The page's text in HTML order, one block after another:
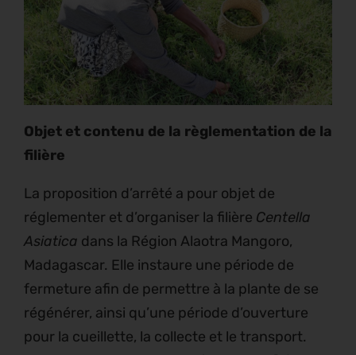
Objet et contenu de la règlementation de la
filière
La proposition d’arrêté a pour objet de
réglementer et d’organiser la filière Centella
Asiatica dans la Région Alaotra Mangoro,
Madagascar. Elle instaure une période de
fermeture afin de permettre à la plante de se
régénérer, ainsi qu’une période d’ouverture
pour la cueillette, la collecte et le transport.